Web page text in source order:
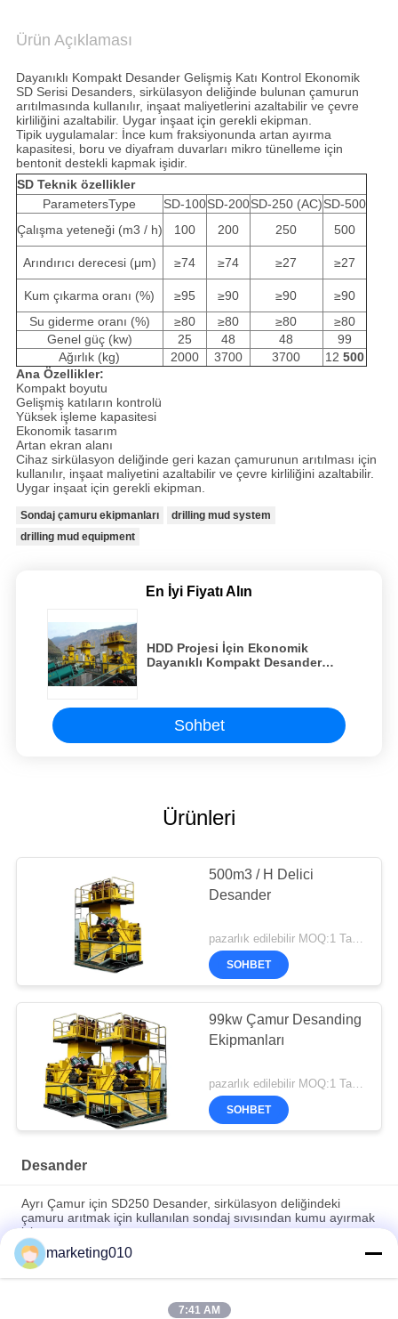
Ürün Açıklaması
Dayanıklı Kompakt Desander Gelişmiş Katı Kontrol Ekonomik
SD Serisi Desanders, sirkülasyon deliğinde bulunan çamurun
arıtılmasında kullanılır, inşaat maliyetlerini azaltabilir ve çevre
kirliliğini azaltabilir. Uygar inşaat için gerekli ekipman.
Tipik uygulamalar: İnce kum fraksiyonunda artan ayırma
kapasitesi, boru ve diyafram duvarları mikro tünelleme için
bentonit destekli kapmak işidir.
SD Teknik özellikler
ParametersType
SD-100SD-200SD-250 (AC)SD-500
Çalışma yeteneği (m3 / h)
100 200 250 500
Arındırıcı derecesi (μm) ≥74 ≥74 ≥27 ≥27
Kum çıkarma oranı (%) ≥95 ≥90 ≥90
≥90
Su giderme oranı (%)
≥80 ≥80 ≥80
≥80
Genel güç (kw)
25 48 48
99
Ağırlık (kg)
2000 3700 3700 12 500
Ana Özellikler:
Kompakt boyutu
Gelişmiş katıların kontrolü
Yüksek işleme kapasitesi
Ekonomik tasarım
Artan ekran alanı
Cihaz sirkülasyon deliğinde geri kazan çamurunun arıtılması için
kullanılır, inşaat maliyetini azaltabilir ve çevre kirliliğini azaltabilir.
Uygar inşaat için gerekli ekipman.
Sondaj çamuru ekipmanları
drilling mud system
drilling mud equipment
En İyi Fiyatı Alın
HDD Projesi İçin Ekonomik
Dayanıklı Kompakt Desander
Sohbet
Ürünleri
500m3 / H Delici
Desander
pazarlık edilebilir MOQ:1 Takım
SOHBET
99kw Çamur Desanding
Ekipmanları
pazarlık edilebilir MOQ:1 Takım
SOHBET
Desander
Ayrı Çamur için SD250 Desander, sirkülasyon deliğindeki
çamuru arıtmak için kullanılan sondaj sıvısından kumu ayırmak
için
Fore Kazık İnşaatı İçin Ekranlı SD250 Ayırma Siklonu
Desander
marketing010
7:41 AM